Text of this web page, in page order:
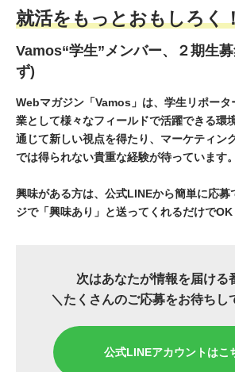
就活をもっとおもしろく
Vamos“学生”メンバー、２期生
ず)
Webマガジン「Vamos」は、学生リポータ
業として様々なフィールドで活躍できる環
通じて新しい視点を得たり、マーケティン
では得られない貴重な経験が待っています。
興味がある方は、公式LINEから簡単に応募
ジで「興味あり」と送ってくれるだけでOK
次はあなたが情報を届ける
＼たくさんのご応募をお待ちし
公式LINEアカウントはこ